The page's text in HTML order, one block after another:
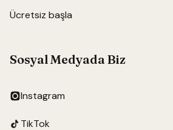
Ücretsiz başla
Sosyal Medyada Biz
Instagram
TikTok